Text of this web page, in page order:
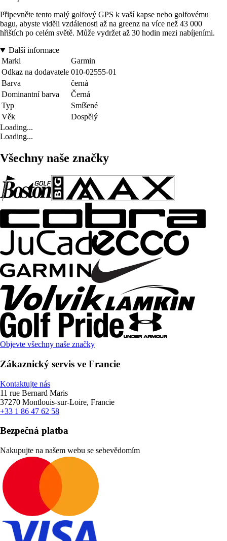
Připevněte tento malý golfový GPS k vaší kapse nebo golfovému
bagu, abyste viděli vzdálenosti až na greenz na více než 43 000
hřištích po celém světě. Může vydržet až 30 hodin mezi nabíjeními.
Další informace
Marki
Garmin
Odkaz na dodavatele 010-02555-01
Barva
černá
Dominantní barva
Černá
Typ
Smíšené
Věk
Dospělý
Loading...
Loading...
Všechny naše značky
Objevte všechny naše značky
Zákaznický servis ve Francie
Kontaktujte nás
11 rue Bernard Maris
37270 Montlouis-sur-Loire, Francie
+33 1 86 47 62 58
Bezpečná platba
Nakupujte na našem webu se sebevědomím